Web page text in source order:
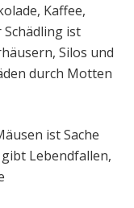
Kaffee,
ist
Silos und
durch Motten
ist Sache
Lebendfallen,